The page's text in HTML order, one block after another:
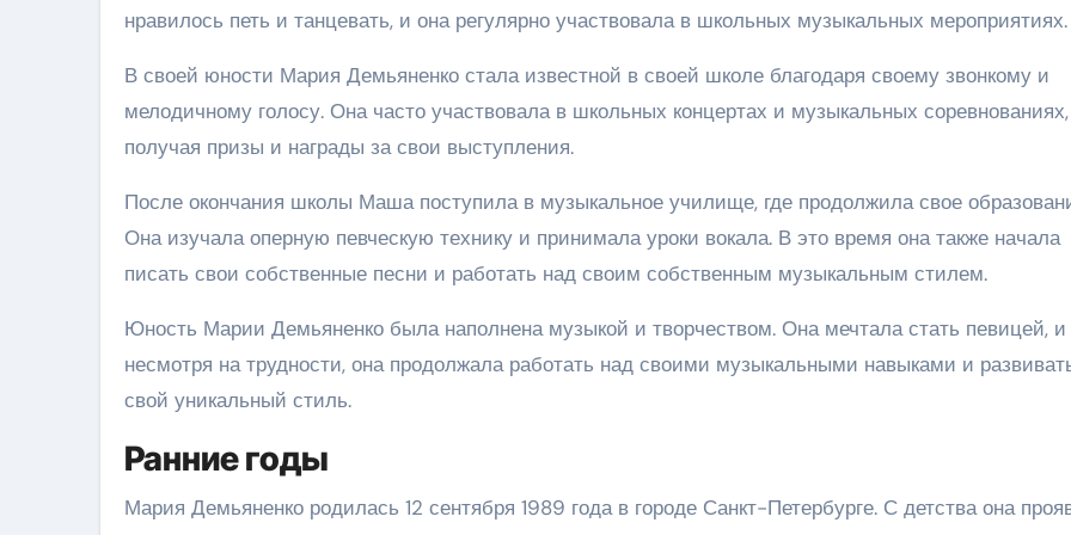
нравилось петь и танцевать, и она регулярно участвовала в школьных музыкальных мероприятиях.
В своей юности Мария Демьяненко стала известной в своей школе благодаря своему звонкому и
мелодичному голосу. Она часто участвовала в школьных концертах и музыкальных соревнованиях,
получая призы и награды за свои выступления.
После окончания школы Маша поступила в музыкальное училище, где продолжила свое
Она изучала оперную певческую технику и принимала уроки вокала. В это время она также начала
писать свои собственные песни и работать над своим собственным музыкальным стилем.
Юность Марии Демьяненко была наполнена музыкой и творчеством. Она мечтала стать певицей, и
несмотря на трудности, она продолжала работать над своими музыкальными навыками и
свой уникальный стиль.
Ранние годы
Мария Демьяненко родилась 12 сентября 1989 года в городе Санкт-Петербурге. С детства она